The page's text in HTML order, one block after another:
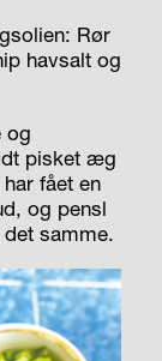
Rør
havsalt og
og
pisket æg
fået en
og pensl
samme.